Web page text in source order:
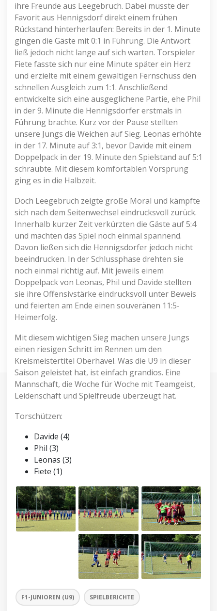
ihre Freunde aus Leegebruch. Dabei musste der
Favorit aus Hennigsdorf direkt einem frühen
Rückstand hinterherlaufen: Bereits in der 1. Minute
gingen die Gäste mit 0:1 in Führung. Die Antwort
ließ jedoch nicht lange auf sich warten. Torspieler
Fiete fasste sich nur eine Minute später ein Herz
und erzielte mit einem gewaltigen Fernschuss den
schnellen Ausgleich zum 1:1. Anschließend
entwickelte sich eine ausgeglichene Partie, ehe Phil
in der 9. Minute die Hennigsdorfer erstmals in
Führung brachte. Kurz vor der Pause stellten
unsere Jungs die Weichen auf Sieg. Leonas erhöhte
in der 17. Minute auf 3:1, bevor Davide mit einem
Doppelpack in der 19. Minute den Spielstand auf 5:1
schraubte. Mit diesem komfortablen Vorsprung
ging es in die Halbzeit.
Doch Leegebruch zeigte große Moral und kämpfte
sich nach dem Seitenwechsel eindrucksvoll zurück.
Innerhalb kurzer Zeit verkürzten die Gäste auf 5:4
und machten das Spiel noch einmal spannend.
Davon ließen sich die Hennigsdorfer jedoch nicht
beeindrucken. In der Schlussphase drehten sie
noch einmal richtig auf. Mit jeweils einem
Doppelpack von Leonas, Phil und Davide stellten
sie ihre Offensivstärke eindrucksvoll unter Beweis
und feierten am Ende einen souveränen 11:5-
Heimerfolg.
Mit diesem wichtigen Sieg machen unsere Jungs
einen riesigen Schritt im Rennen um den
Kreismeistertitel Oberhavel. Was die U9 in dieser
Saison geleistet hat, ist einfach grandios. Eine
Mannschaft, die Woche für Woche mit Teamgeist,
Leidenschaft und Spielfreude überzeugt hat.
Torschützen:
Davide (4)
Phil (3)
Leonas (3)
Fiete (1)
F1-JUNIOREN (U9) SPIELBERICHTE